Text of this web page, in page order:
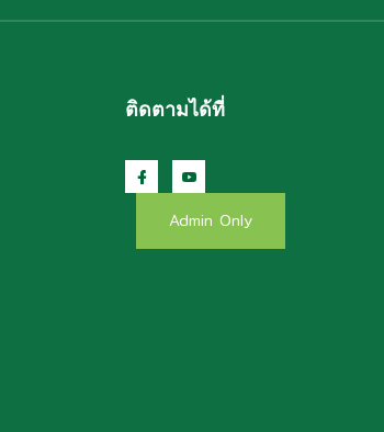
ติดตามได้ที่
Admin Only